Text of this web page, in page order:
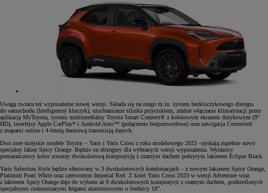
Uwagę zwraca też wyposażenie nowej wersji. Składa się na niego m.in. system bezkluczykowego dostępu
do samochodu (Inteligentny kluczyk), uruchamianie silnika przyciskiem, zdalne włączanie klimatyzacji przez
aplikację MyToyota, system multimedialny Toyota Smart Connect® z kolorowym ekranem dotykowym (9"
HD), interfejsy Apple CarPlay* i Android Auto™ (połączenie bezprzewodowe) oraz nawigacja Connected
z mapami online i 4-letnią darmową transmisją danych.
Dwa inne miejskie modele Toyoty – Yaris i Yaris Cross z roku modelowego 2023 –zyskają zupełnie nowy
specjalny lakier Spicy Orange. Będzie on dostępny dla wybranych wersji wyposażenia. Wyrazisty
pomarańczowy kolor stworzy dwukolorową kompozycję z czarnym dachem pokrytym lakierem Eclipse Black.
Yaris Selection Style będzie oferowany w 3 dwukolorowych kombinacjach – z nowym lakierem Spicy Orange,
Platinum Pearl White oraz czerwonym Imperial Red. Z kolei Yaris Cross 2023 w wersji Adventure wraz
z lakierem Spicy Orange daje do wyboru aż 9 dwukolorowych kompozycji z czarnym dachem, podkreślonych
specjalnymi ciemnoszarymi felgami aluminiowymi o średnicy 18".